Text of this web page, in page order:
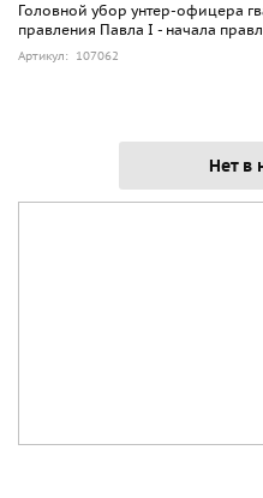
Головной убор унтер-офицера
правления Павла I - начала
Артикул: 107062
Нет в